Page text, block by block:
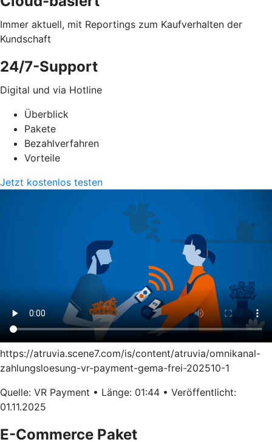
Immer aktuell, mit Reportings zum Kaufverhalten der
Kundschaft
24/7-Support
Digital und via Hotline
Überblick
Pakete
Bezahlverfahren
Vorteile
Jetzt kostenlos testen
https://atruvia.scene7.com/is/content/atruvia/omnikanal-
zahlungsloesung-vr-payment-gema-frei-202510-1
Quelle: VR Payment • Länge: 01:44 • Veröffentlicht:
01.11.2025
E-Commerce Paket